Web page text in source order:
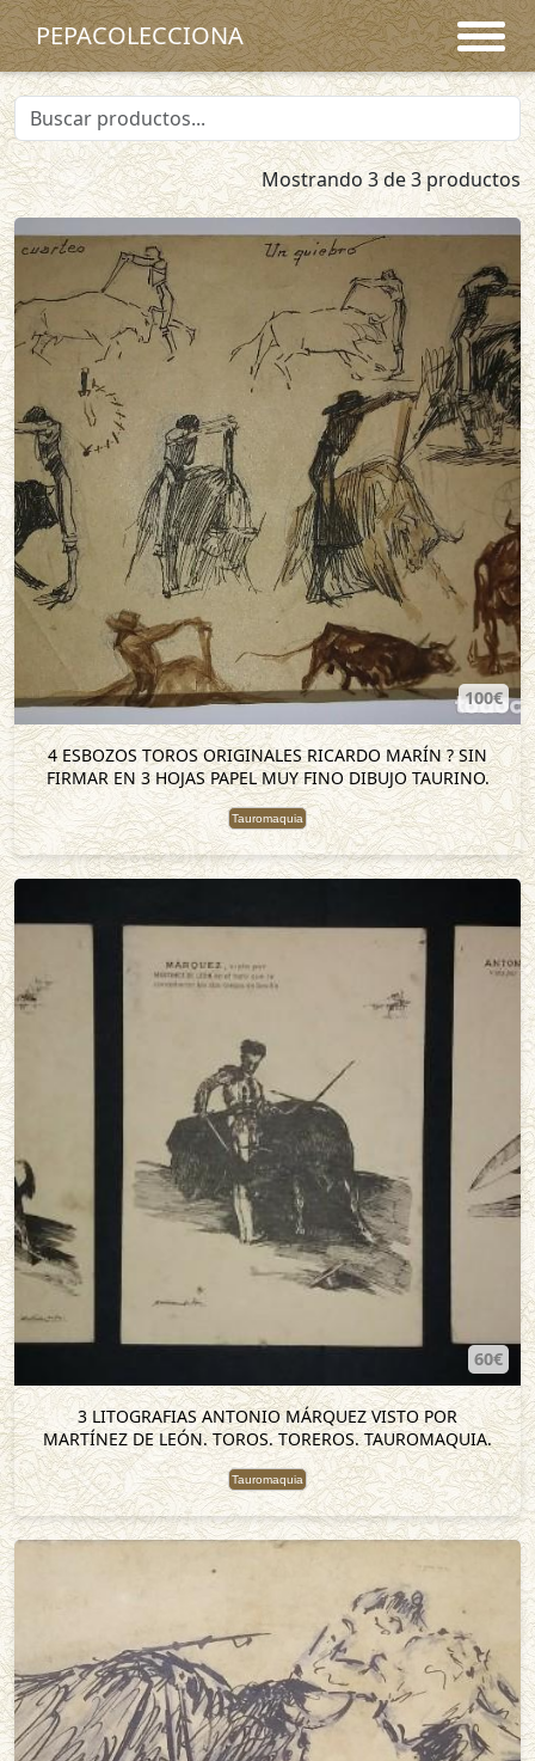
PEPACOLECCIONA
Mostrando 3 de 3 productos
100€
4 ESBOZOS TOROS ORIGINALES RICARDO MARÍN ? SIN
FIRMAR EN 3 HOJAS PAPEL MUY FINO DIBUJO TAURINO.
Tauromaquia
60€
3 LITOGRAFIAS ANTONIO MÁRQUEZ VISTO POR
MARTÍNEZ DE LEÓN. TOROS. TOREROS. TAUROMAQUIA.
Tauromaquia